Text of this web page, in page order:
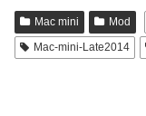
Mac mini Mod
Mac-mini-Late2014